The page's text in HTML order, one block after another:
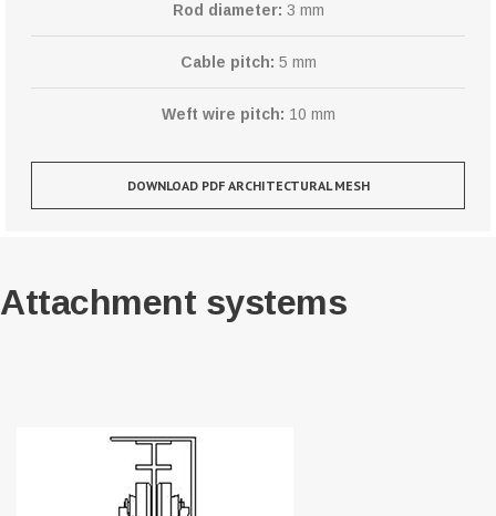
Rod diameter: 3 mm
Cable pitch: 5 mm
Weft wire pitch: 10 mm
DOWNLOAD PDF ARCHITECTURAL MESH
Attachment systems